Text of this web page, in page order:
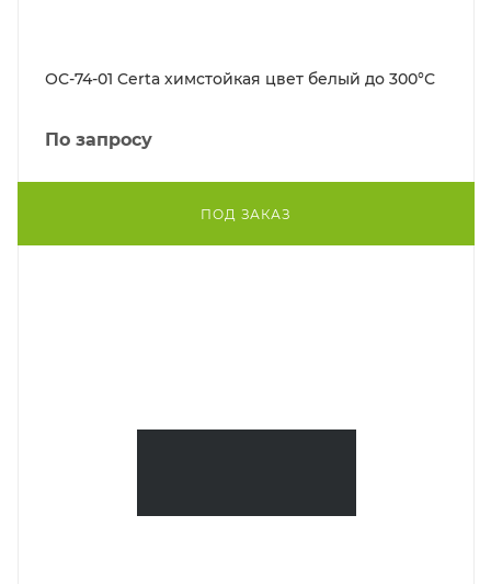
ОС-74-01 Certa химстойкая цвет белый до 300°С
По запросу
ПОД ЗАКАЗ